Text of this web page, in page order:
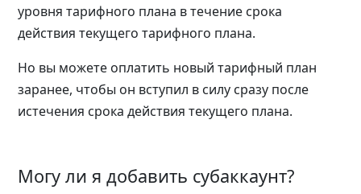
уровня тарифного плана в течение срока
действия текущего тарифного плана.
Но вы можете оплатить новый тарифный план
заранее, чтобы он вступил в силу сразу после
истечения срока действия текущего плана.
Могу ли я добавить субаккаунт?